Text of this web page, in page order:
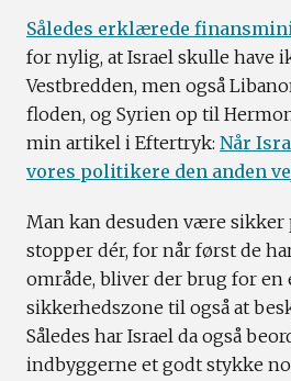
Således erklærede
for nylig, at Israel skulle have
Vestbredden, men også
floden, og Syrien op til
min artikel i Eftertryk: Når
vores politikere den anden
Man kan desuden være sikker
stopper dér, for når først de
område, bliver der brug for en
sikkerhedszone til også at
Således har Israel da også
indbyggerne et godt stykke